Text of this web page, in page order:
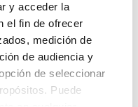
y acceder la
el fin de ofrecer
medición de
de audiencia y
de seleccionar
Puede
como
aquí.
que estás